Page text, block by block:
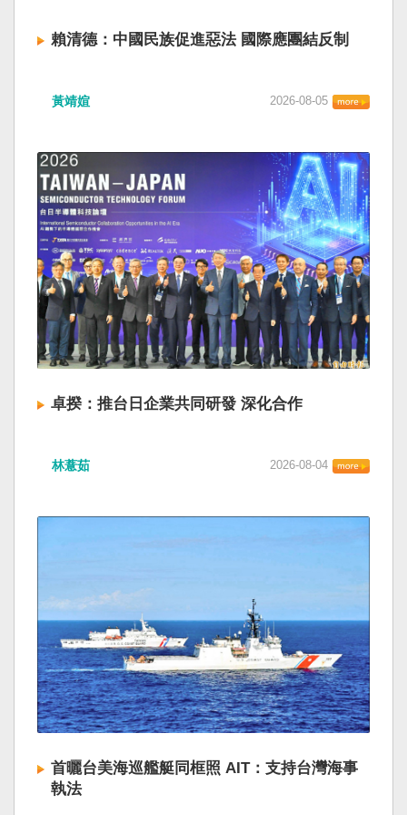
賴清德：中國民族促進惡法 國際應團結反制
黃靖媗 2026-08-05
卓揆：推台日企業共同研發 深化合作
林薏茹 2026-08-04
首曬台美海巡艦艇同框照 AIT：支持台灣海事
執法